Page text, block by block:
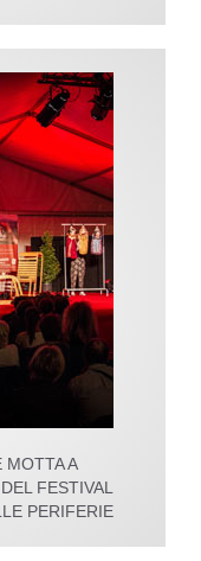
MOTTA A
FESTIVAL
PERIFERIE